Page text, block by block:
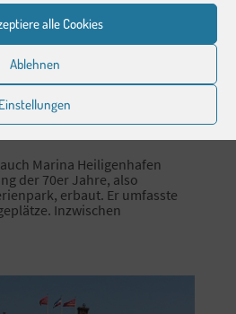
alle Cookies
Ablehnen
Einstellungen
Marina Heiligenhafen
der 70er Jahre, also
erbaut. Er umfasste
Inzwischen